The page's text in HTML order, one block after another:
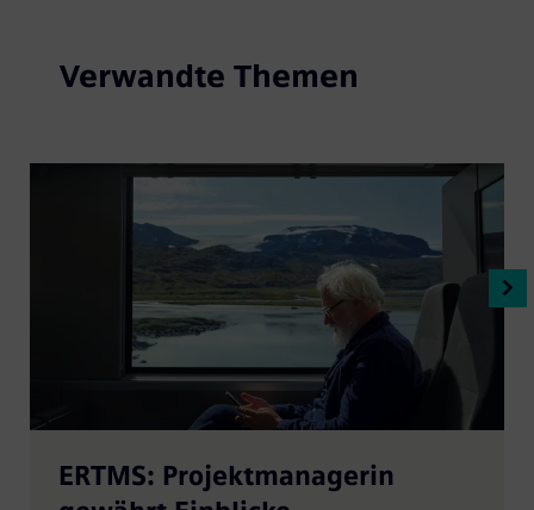
Verwandte Themen
ERTMS: Projektmanagerin